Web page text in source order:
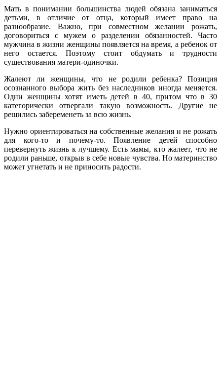
Мать в понимании большинства людей обязана заниматься
детьми, в отличие от отца, который имеет право на
разнообразие. Важно, при совместном желании рожать,
договориться с мужем о разделении обязанностей. Часто
мужчина в жизни женщины появляется на время, а ребенок от
него остается. Поэтому стоит обдумать и трудности
существования матери-одиночки.
Жалеют ли женщины, что не родили ребенка? Позиция
осознанного выбора жить без наследников иногда меняется.
Одни женщины хотят иметь детей в 40, притом что в 30
категорически отвергали такую возможность. Другие не
решились забеременеть за всю жизнь.
Нужно ориентироваться на собственные желания и не рожать
для кого-то и почему-то. Появление детей способно
перевернуть жизнь к лучшему. Есть мамы, кто жалеет, что не
родили раньше, открыв в себе новые чувства. Но материнство
может угнетать и не приносить радости.